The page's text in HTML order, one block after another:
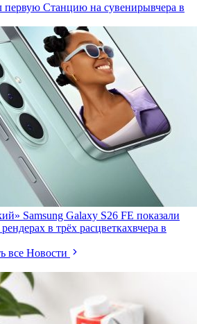
первую Станцию на сувенирывчера в
Samsung Galaxy S26 FE показали
в трёх расцветкахвчера в
все Новости